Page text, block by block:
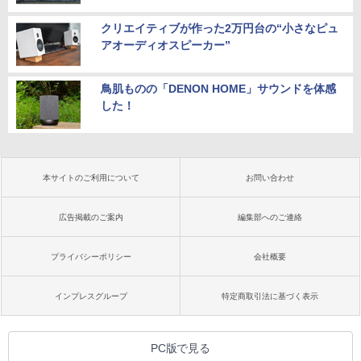
クリエイティブが作った2万円台の“小さなピュ
アオーディオスピーカー”
鳥肌ものの「DENON HOME」サウンドを体感
した！
本サイトのご利用について お問い合わせ
広告掲載のご案内 編集部へのご連絡
プライバシーポリシー 会社概要
インプレスグループ 特定商取引法に基づく表示
PC版で見る